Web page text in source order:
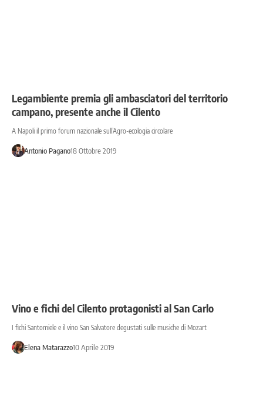
Legambiente premia gli ambasciatori del territorio
campano, presente anche il Cilento
A Napoli il primo forum nazionale sull’Agro-ecologia circolare
Antonio Pagano18 Ottobre 2019
Vino e fichi del Cilento protagonisti al San Carlo
I fichi Santomiele e il vino San Salvatore degustati sulle musiche di Mozart
Elena Matarazzo10 Aprile 2019